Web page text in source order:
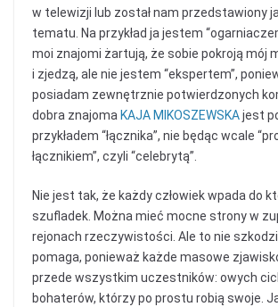
w telewizji lub został nam przedstawiony
tematu. Na przykład ja jestem
moi znajomi żartują, że sobie pokroją mój
i zjedzą, ale nie jestem “ekspertem”,
posiadam zewnętrznie potwierdzonych
dobra znajoma KAJA MIKOSZEWSKAjest
przykładem “łącznika”, nie będąc wcale
łącznikiem”, czyli “celebrytą”.
Nie jest tak, że każdy człowiek wpada do
szufladek. Można mieć mocne strony w
rejonach rzeczywistości. Ale to nie
pomaga, ponieważ każde masowe
przede wszystkim uczestników: owych
bohaterów, którzy po prostu robią swoje.